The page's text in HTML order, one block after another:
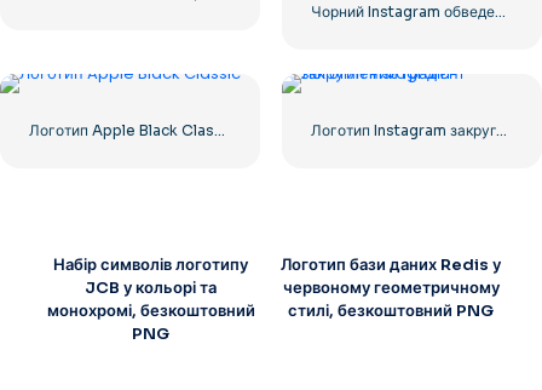
Чорний Instagram обведений логотип
Логотип Instagram закруглений градієнт
Набір символів логотипу
JCB у кольорі та
монохромі, безкоштовний
PNG
Логотип бази даних Redis у
червоному геометричному
стилі, безкоштовний PNG